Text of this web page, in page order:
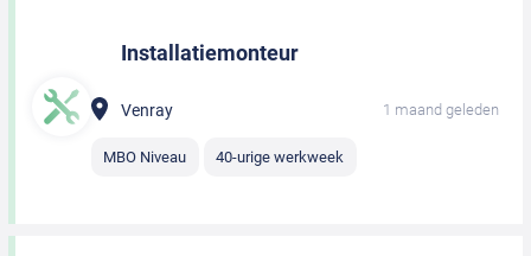
Installatiemonteur
Venray 1 maand geleden
MBO Niveau 40-urige werkweek